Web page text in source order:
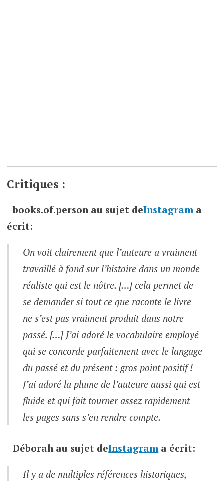
Critiques :
books.of.personau sujet deInstagrama
écrit:
On voit clairement que l’auteure a vraiment
travaillé à fond sur l’histoire dans un monde
réaliste qui est le nôtre. […] cela permet de
se demander si tout ce que raconte le livre
ne s’est pas vraiment produit dans notre
passé. […] J’ai adoré le vocabulaire employé
qui se concorde parfaitement avec le langage
du passé et du présent : gros point positif !
J’ai adoré la plume de l’auteure aussi qui est
fluide et qui fait tourner assez rapidement
les pages sans s’en rendre compte.
Déborah au sujet deInstagram a écrit:
Il y a de multiples références historiques,